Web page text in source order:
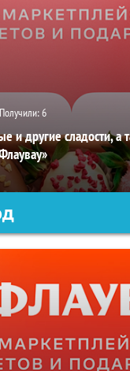
Получили:6
и другие сладости, а